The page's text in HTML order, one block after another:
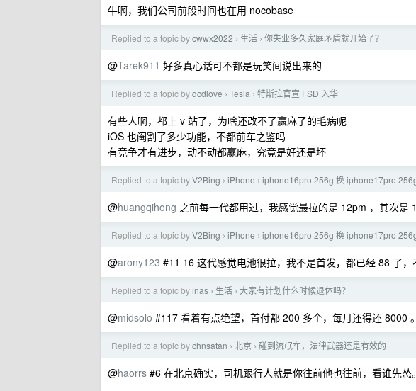
牛啊，我们公司前段时间也在用 nocobase
Replied to a topic bycwwx2022 › 生活 › 你失业多久家庭矛盾就开始了？
@Tarek911 好多真心话可不都是玩笑间说出来的
Replied to a topic bydcdlove › Tesla › 特斯拉官宣 FSD 入华
有些人啊，都上 v 站了，为啥还改不了赢麻了的毛病呢
iOS 也阉割了多少功能，不都前车之鉴吗
有竞争才有进步，动不动都赢麻，究竟是好还是坏
Replied to a topic byV2Bing › iPhone › iphone16pro 256g 换 iphone17pro
@huangqihong 之前每一代都用过，我感觉最拉的是 12pm ，其次是
Replied to a topic byV2Bing › iPhone › iphone16pro 256g 换 iphone17pro
@arony123 #11 16 这代感觉电池很拉，我不是首发，都已经 88 了
Replied to a topic byinas › 生活 › 大家有计划什么时候退休吗？
@midsolo #117 看着有点绝望，首付都 200 多个，每月还得还 8000
Replied to a topic bychnsatan › 北京 › 碰到流氓车，法律武器还是有效的
@haorrs #6 在北京确实，司机跟行人就是你往前他也往前，看谁先怂。